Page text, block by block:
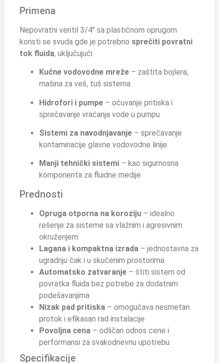
Primena
Nepovratni ventil 3/4″ sa plastičnom oprugom
koristi se svuda gde je potrebno sprečiti povratni
tok fluida, uključujući:
Kućne vodovodne mreže – zaštita bojlera,
mašina za veš, tuš sistema
Hidrofori i pumpe – očuvanje pritiska i
sprečavanje vraćanja vode u pumpu
Sistemi za navodnjavanje – sprečavanje
kontaminacije glavne vodovodne linije
Manji tehnički sistemi – kao sigurnosna
komponenta za fluidne medije
Prednosti
Opruga otporna na koroziju – idealno
rešenje za sisteme sa vlažnim i agresivnim
okruženjem
Lagana i kompaktna izrada – jednostavna za
ugradnju čak i u skučenim prostorima
Automatsko zatvaranje – štiti sistem od
povratka fluida bez potrebe za dodatnim
podešavanjima
Nizak pad pritiska – omogućava nesmetan
protok i efikasan rad instalacije
Povoljna cena – odličan odnos cene i
performansi za svakodnevnu upotrebu
Specifikacije